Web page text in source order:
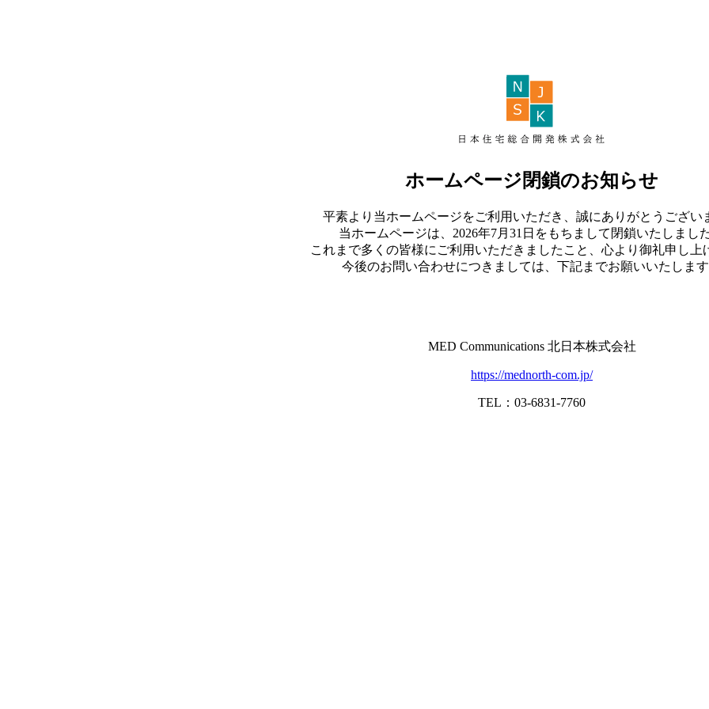
ホームページ閉鎖のお知らせ
平素より当ホームページをご利用いただき、誠にありがとうござい
当ホームページは、2026年7月31日をもちまして閉鎖いたしました
これまで多くの皆様にご利用いただきましたこと、心より御礼申し上
今後のお問い合わせにつきましては、下記までお願いいたします
MED Communications 北日本株式会社
https://mednorth-com.jp/
TEL：03-6831-7760